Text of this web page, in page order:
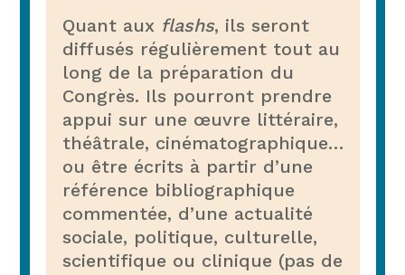
Quant auxflashs, ils seront
diffusés régulièrement tout au
long de la préparation du
Congrès. Ils pourront prendre
appui sur une œuvre littéraire,
théâtrale, cinématographique…
ou être écrits à partir d’une
référence bibliographique
commentée, d’une actualité
sociale, politique, culturelle,
scientifique ou clinique (pas de